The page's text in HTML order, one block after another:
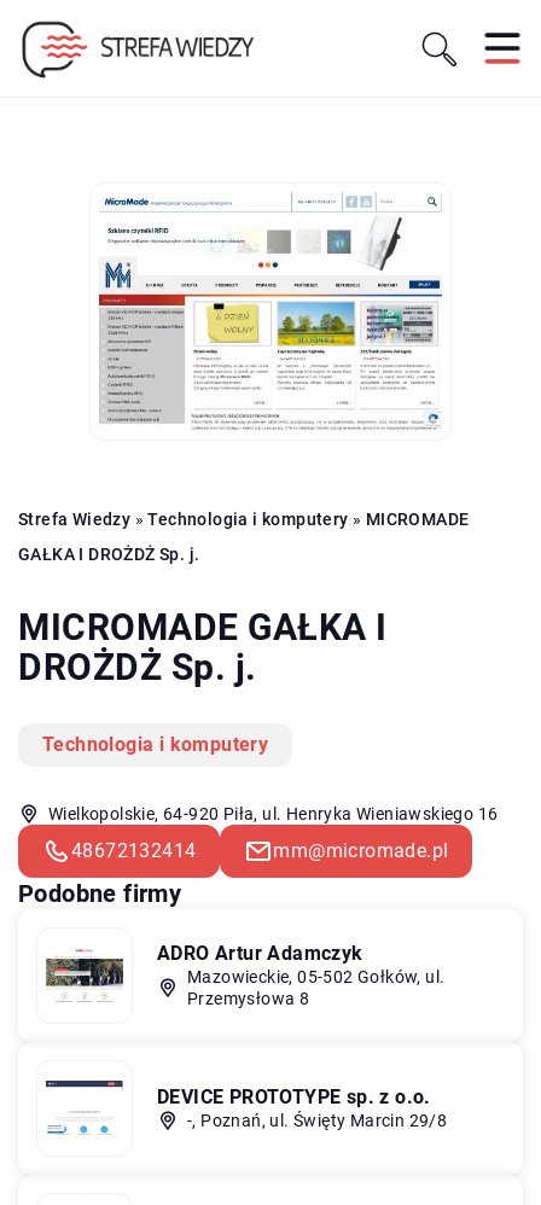
Strefa Wiedzy »Technologia i komputery » MICROMADE
GAŁKA I DROŻDŻ Sp. j.
MICROMADE GAŁKA I
DROŻDŻ Sp. j.
Technologia i komputery
Wielkopolskie, 64-920 Piła, ul. Henryka Wieniawskiego 16
48672132414 mm@micromade.pl
Podobne firmy
ADRO Artur Adamczyk
Mazowieckie, 05-502 Gołków, ul.
Przemysłowa 8
DEVICE PROTOTYPE sp. z o.o.
-, Poznań, ul. Święty Marcin 29/8